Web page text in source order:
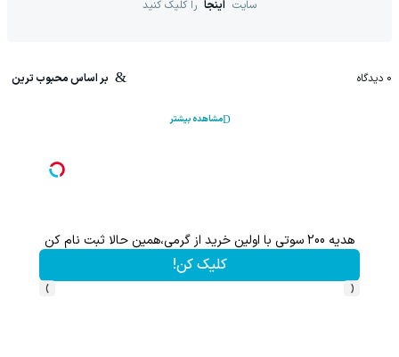
سایت اینجا را کلیک کنید
0 دیدگاه بر اساس محبوب ترین
مشاهده بیشتر
هدیه 200 سوتی با اولین خرید از گرمی،همین حالا ثبت نام کن
کلیک کن!
‹
›